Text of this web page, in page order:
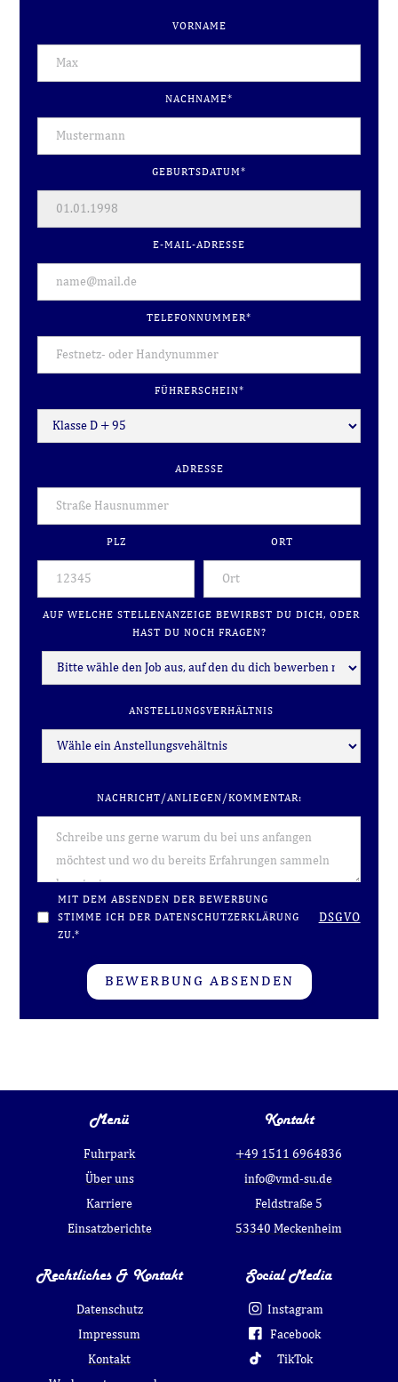
VORNAME
NACHNAME*
GEBURTSDATUM*
E-MAIL-ADRESSE
TELEFONNUMMER*
FÜHRERSCHEIN*
ADRESSE
PLZ ORT
AUF WELCHE STELLENANZEIGE BEWIRBST DU DICH, ODER
HAST DU NOCH FRAGEN?
ANSTELLUNGSVERHÄLTNIS
NACHRICHT/ANLIEGEN/KOMMENTAR:
MIT DEM ABSENDEN DER BEWERBUNG
STIMME ICH DER DATENSCHUTZERKLÄRUNG
ZU.*
DSGVO
Menü
Fuhrpark
Über uns
Karriere
Einsatzberichte
Kontakt
+49 1511 6964836
info@vmd-su.de
Feldstraße 5
53340 Meckenheim
Rechtliches & Kontakt
Datenschutz
Impressum
Kontakt
Social Media
Instagram
Facebook
TikTok